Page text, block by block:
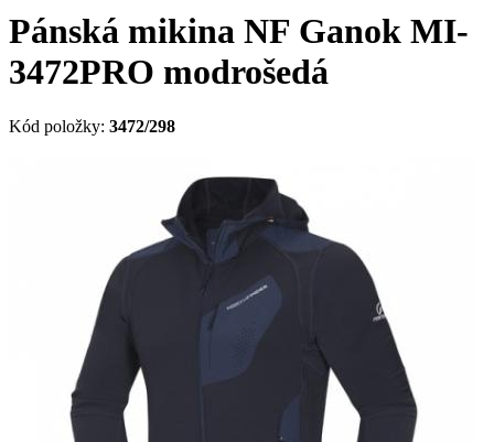
Pánská mikina NF Ganok MI-
3472PRO modrošedá
Kód položky: 3472/298